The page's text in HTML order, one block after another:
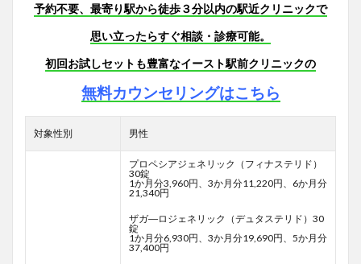
予約不要、最寄り駅から徒歩３分以内の駅近クリニックで
思い立ったらすぐ相談・診療可能。
初回お試しセットも豊富なイースト駅前クリニックの
無料カウンセリングはこちら
対象性別 男性
プロペシアジェネリック（フィナステリド）
30錠
1か月分3,960円、3か月分11,220円、6か月分
21,340円
ザガ―ロジェネリック（デュタステリド）30
錠
1か月分6,930円、3か月分19,690円、5か月分
37,400円